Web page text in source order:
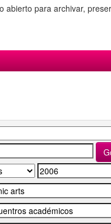
abierto para archivar,